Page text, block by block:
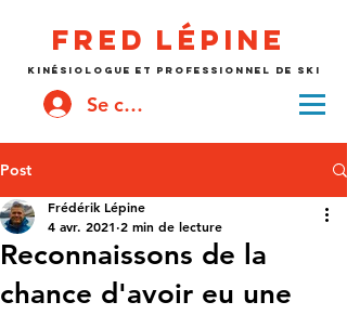
Fred lépine
kinésiologue et professionnel de ski
Se connecter
Post
Reconnaissons de la
chance d'avoir eu une
Frédérik Lépine
4 avr. 2021 2 min de lecture